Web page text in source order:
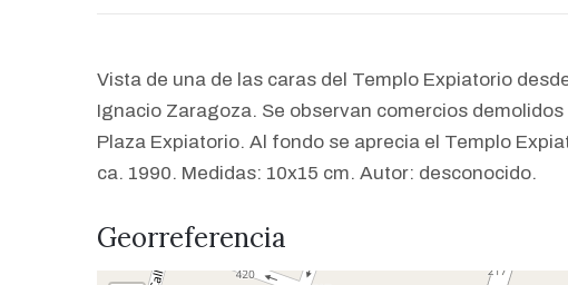
Vista de una de las caras del Templo Expiatorio
Ignacio Zaragoza. Se observan comercios
Plaza Expiatorio. Al fondo se aprecia el Templo
ca. 1990. Medidas: 10x15 cm. Autor: desconocido.
Georreferencia